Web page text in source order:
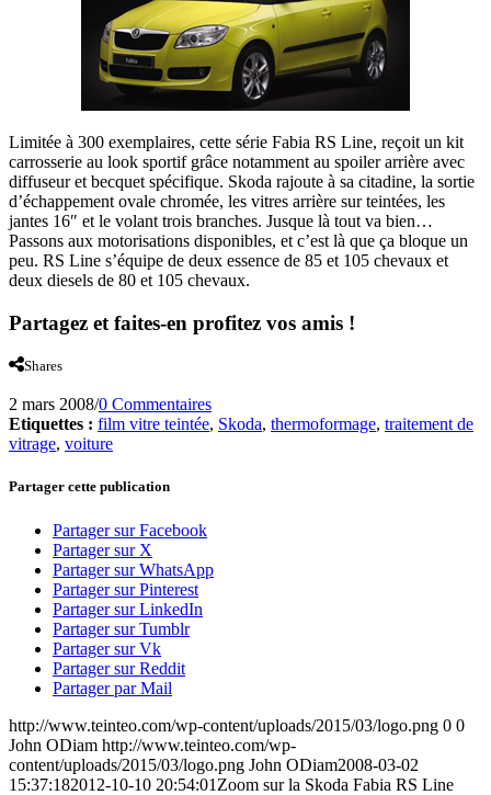
Limitée à 300 exemplaires, cette série Fabia RS Line, reçoit un kit
carrosserie au look sportif grâce notamment au spoiler arrière avec
diffuseur et becquet spécifique. Skoda rajoute à sa citadine, la sortie
d’échappement ovale chromée, les vitres arrière sur teintées, les
jantes 16″ et le volant trois branches. Jusque là tout va bien…
Passons aux motorisations disponibles, et c’est là que ça bloque un
peu. RS Line s’équipe de deux essence de 85 et 105 chevaux et
deux diesels de 80 et 105 chevaux.
Partagez et faites-en profitez vos amis !
Shares
2 mars 2008/0 Commentaires
Etiquettes : film vitre teintée, Skoda, thermoformage, traitement de
vitrage, voiture
Partager cette publication
Partager sur Facebook
Partager sur X
Partager sur WhatsApp
Partager sur Pinterest
Partager sur LinkedIn
Partager sur Tumblr
Partager sur Vk
Partager sur Reddit
Partager par Mail
http://www.teinteo.com/wp-content/uploads/2015/03/logo.png 0 0
John ODiam http://www.teinteo.com/wp-
content/uploads/2015/03/logo.png John ODiam2008-03-02
15:37:182012-10-10 20:54:01 Zoom sur la Skoda Fabia RS Line